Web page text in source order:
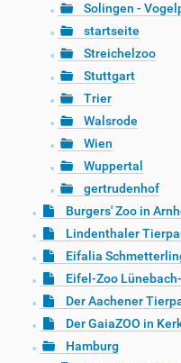
Solingen -
startseite
Streichelzoo
Stuttgart
Trier
Walsrode
Wien
Wuppertal
gertrudenhof
Burgers' Zoo in
Lindenthaler
Eifalia
Eifel-Zoo
Der Aachener
Der GaiaZOO in
Hamburg